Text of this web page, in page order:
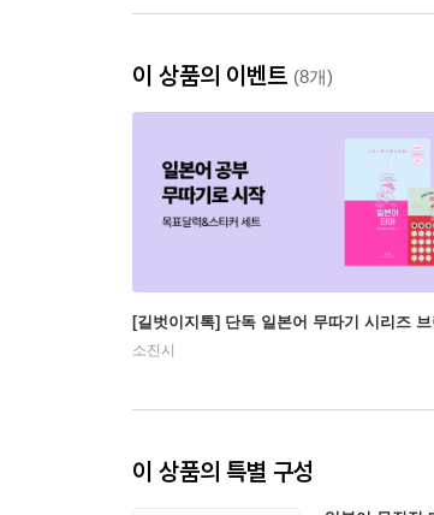
이 상품의 이벤트 (8개)
[길벗이지톡] 단독 일본어 무따기 시리즈
소진시
이 상품의 특별 구성